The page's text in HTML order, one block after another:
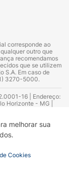
melhorar sua
Cookies
corresponde ao
outro que
recomendamos
que se utilizem
S.A. Em caso de
3270-5000.
16 | Endereço:
Horizonte - MG |
– CRF 52.584 -
13.748. Alvará
da Empresa (AFE):